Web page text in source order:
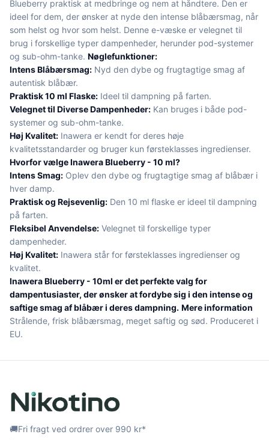
Blueberry praktisk at medbringe og nem at håndtere. Den er
ideel for dem, der ønsker at nyde den intense blåbærsmag, når
som helst og hvor som helst. Denne e-væske er velegnet til
brug i forskellige typer dampenheder, herunder pod-systemer
og sub-ohm-tanke. Nøglefunktioner:
Intens Blåbærsmag: Nyd den dybe og frugtagtige smag af
autentisk blåbær.
Praktisk 10 ml Flaske: Ideel til dampning på farten.
Velegnet til Diverse Dampenheder: Kan bruges i både pod-
systemer og sub-ohm-tanke.
Høj Kvalitet: Inawera er kendt for deres høje
kvalitetsstandarder og bruger kun førsteklasses ingredienser.
Hvorfor vælge Inawera Blueberry - 10 ml?
Intens Smag: Oplev den dybe og frugtagtige smag af blåbær i
hver damp.
Praktisk og Rejsevenlig: Den 10 ml flaske er ideel til dampning
på farten.
Fleksibel Anvendelse: Velegnet til forskellige typer
dampenheder.
Høj Kvalitet: Inawera står for førsteklasses ingredienser og
kvalitet.
Inawera Blueberry - 10ml er det perfekte valg for
dampentusiaster, der ønsker at fordybe sig i den intense og
saftige smag af blåbær i deres dampning. Mere information
Strålende, frisk blåbærsmag, meget saftig og sød. Produceret i
EU.
🚚Fri fragt ved ordrer over 990 kr*